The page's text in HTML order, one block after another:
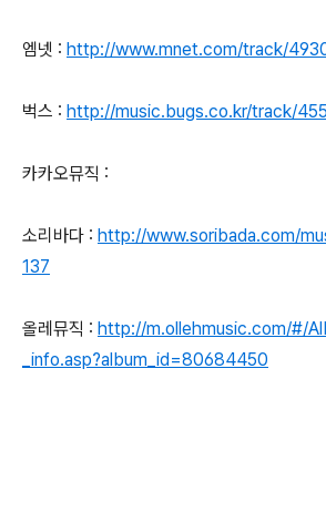
엠넷 : http://www.mnet.com/track/
벅스 : http://music.bugs.co.kr/track/
카카오뮤직 :
소리바다 : http://www.soribada.com/
137
올레뮤직 : http://m.ollehmusic.com/#/
_info.asp?album_id=80684450